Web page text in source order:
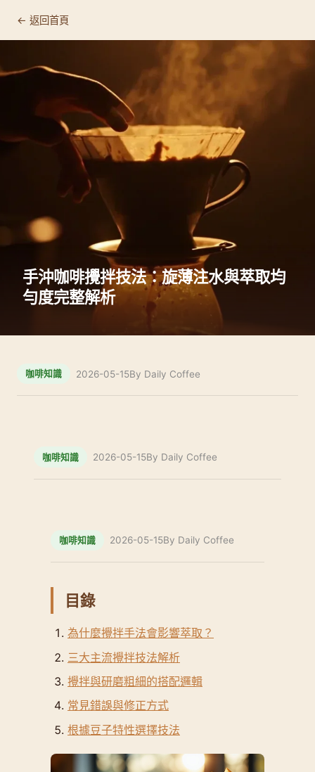
← 返回首頁
手沖咖啡攪拌技法：旋薄注水與萃取均
勻度完整解析
咖啡知識 2026-05-15By Daily Coffee
咖啡知識 2026-05-15By Daily Coffee
咖啡知識 2026-05-15By Daily Coffee
目錄
為什麼攪拌手法會影響萃取？
三大主流攪拌技法解析
攪拌與研磨粗細的搭配邏輯
常見錯誤與修正方式
根據豆子特性選擇技法